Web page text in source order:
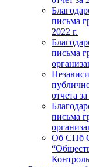
письма
2022 г.
письма
отчета
письма
Об СПб